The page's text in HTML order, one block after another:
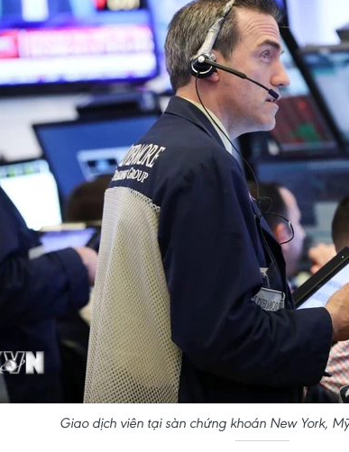
Giao dịch viên tại sàn chứng khoán New York,